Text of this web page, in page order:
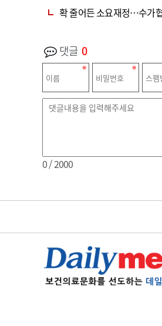
확 줄어든 소요재정…수가
댓글 0
0/ 2000